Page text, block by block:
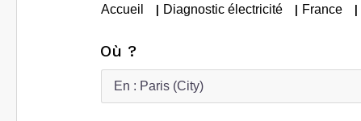
Accueil | Diagnostic électricité | France |
Où ?